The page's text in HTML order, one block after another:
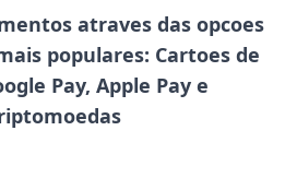
atraves das opcoes
populares: Cartoes de
Pay, Apple Pay e